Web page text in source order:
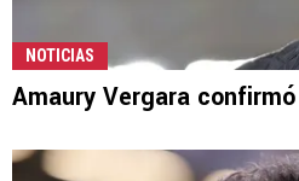
NOTICIAS
Amaury Vergara